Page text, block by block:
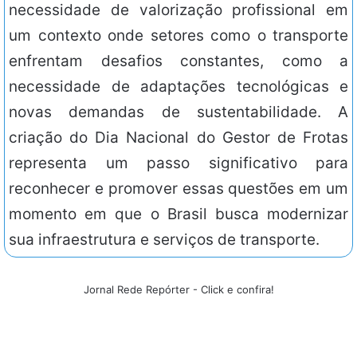
necessidade de valorização profissional em
um contexto onde setores como o transporte
enfrentam desafios constantes, como a
necessidade de adaptações tecnológicas e
novas demandas de sustentabilidade. A
criação do Dia Nacional do Gestor de Frotas
representa um passo significativo para
reconhecer e promover essas questões em um
momento em que o Brasil busca modernizar
sua infraestrutura e serviços de transporte.
Jornal Rede Repórter - Click e confira!